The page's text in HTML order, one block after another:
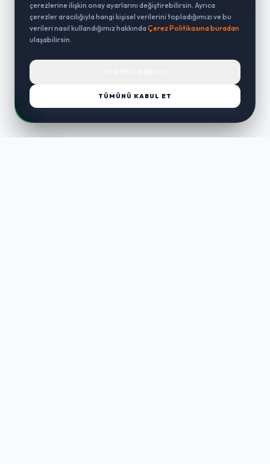
çerezlerine ilişkin onay ayarlarını değiştirebilirsin. Ayrıca
çerezler aracılığıyla hangi kişisel verilerini topladığımızı ve bu
verileri nasıl kullandığımız hakkında Çerez Politikasına buradan
ulaşabilirsin.
TÜMÜNÜ KABUL ET